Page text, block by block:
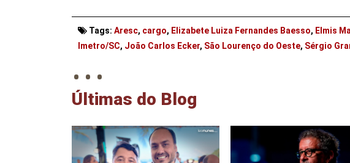
Tags: Aresc, cargo, Elizabete Luiza Fernandes Baesso, Elmis
Imetro/SC, João Carlos Ecker, São Lourenço do Oeste, Sérgio
. . .
Últimas do Blog